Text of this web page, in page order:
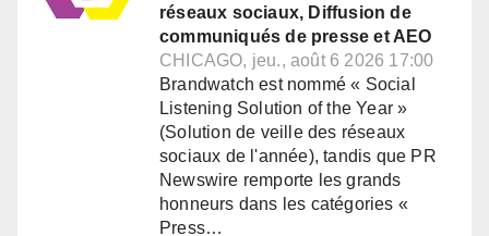
réseaux sociaux, Diffusion de
communiqués de presse et AEO
CHICAGO, jeu., août 6 2026 17:00
Brandwatch est nommé « Social
Listening Solution of the Year »
(Solution de veille des réseaux
sociaux de l'année), tandis que PR
Newswire remporte les grands
honneurs dans les catégories «
Press…